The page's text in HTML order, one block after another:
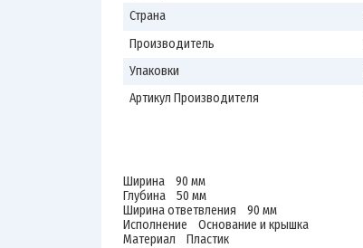
Страна
Производитель
Упаковки
Артикул Производителя
Ширина 90 мм
Глубина 50 мм
Ширина ответвления 90 мм
Исполнение Основание и крышка
Материал Пластик